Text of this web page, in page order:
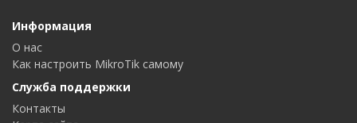
Информация
О нас
Как настроить MikroTik самому
Служба поддержки
Контакты